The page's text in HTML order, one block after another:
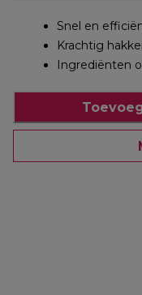
Snel en
Krachtig
Ingrediënten